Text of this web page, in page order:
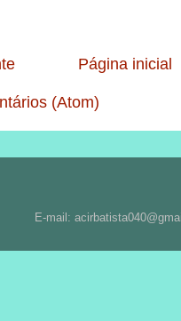
Página inicial
(Atom)
E-mail: